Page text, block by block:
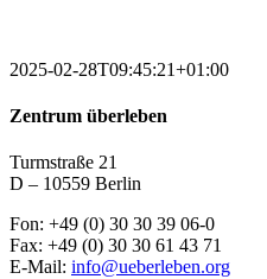
2025-02-28T09:45:21+01:00
Zentrum überleben
Turmstraße 21
D – 10559 Berlin
Fon: +49 (0) 30 30 39 06-0
Fax: +49 (0) 30 30 61 43 71
E-Mail: info@ueberleben.org